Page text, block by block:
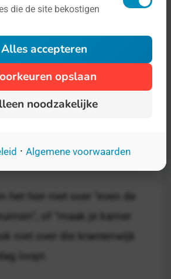
tegen Kinderarbeid
het hier niet over "even de
of "maak je kamer
niet over die krantenwijk
loopt.
die de site bekostigen
Alles accepteren
opslaan
noodzakelijke
· Algemene voorwaarden